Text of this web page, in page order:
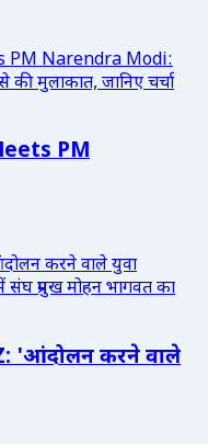
PM
'आंदोलन करने वाले